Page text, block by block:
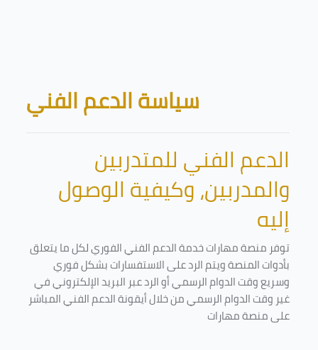
Blocks
سياسة الدعم الفني
الدعم الفني للمتدربين
والمدربين، وكيفية الوصول
إليه
توفر منصة مهارات خدمة الدعم الفني الفوري لكل ما يتعلق
بأدوات المنصة ويتم الرد على الاستفسارات بشكل فوري
وسريع وقت الدوام الرسمي أو الرد عبر البريد الإلكتروني في
غير وقت الدوام الرسمي من خلال أيقونة الدعم الفني المباشر
على منصة مهارات